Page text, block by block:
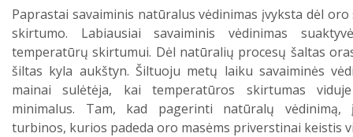
Paprastai savaiminis natūralus vėdinimas įvyksta dėl
skirtumo. Labiausiai savaiminis vėdinimas
temperatūrų skirtumui. Dėl natūralių procesų šaltas
šiltas kyla aukštyn. Šiltuoju metų laiku savaiminės
mainai sulėtėja, kai temperatūros skirtumas
minimalus. Tam, kad pagerinti natūralų vėdinimą,
turbinos, kurios padeda oro masėms priverstinai keistis